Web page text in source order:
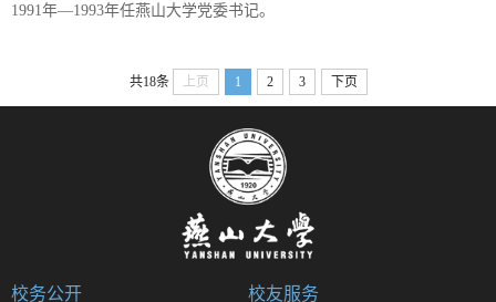
1991年—1993年任燕山大学党委书记。
共18条 上页 1 2 3 下页
校务公开 校友服务